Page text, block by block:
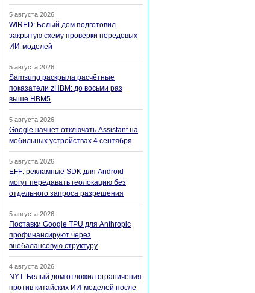
5 августа 2026
WIRED: Белый дом подготовил
закрытую схему проверки передовых
ИИ-моделей
5 августа 2026
Samsung раскрыла расчётные
показатели zHBM: до восьми раз
выше HBM5
5 августа 2026
Google начнет отключать Assistant на
мобильных устройствах 4 сентября
5 августа 2026
EFF: рекламные SDK для Android
могут передавать геолокацию без
отдельного запроса разрешения
5 августа 2026
Поставки Google TPU для Anthropic
профинансируют через
внебалансовую структуру
4 августа 2026
NYT: Белый дом отложил ограничения
против китайских ИИ-моделей после